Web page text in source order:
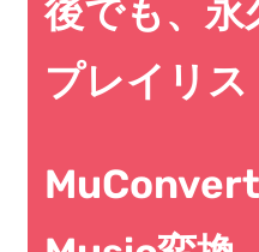
後でも、永
プレイリス